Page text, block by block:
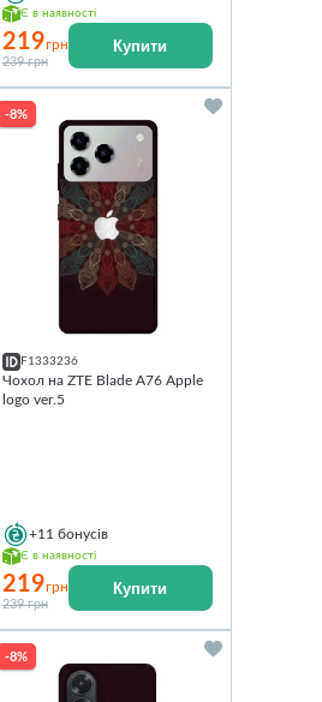
Є в наявності
219грн
239 грн
Купити
-8%
F1333236
Чохол на ZTE Blade A76 Apple
logo ver.5
+11 бонусів
Є в наявності
219грн
239 грн
Купити
-8%